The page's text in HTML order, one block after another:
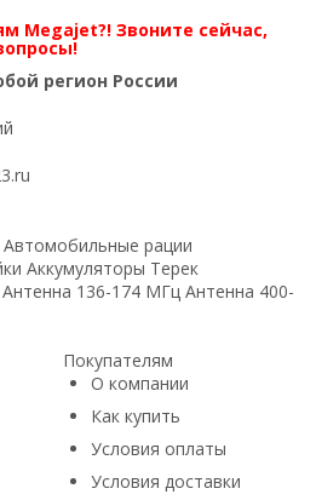
Megajet?! Звоните сейчас,
регион России
Автомобильные рации
Аккумуляторы Терек
Антенна 136-174 МГц Антенна 400-
Покупателям
О компании
Как купить
Условия оплаты
Условия доставки